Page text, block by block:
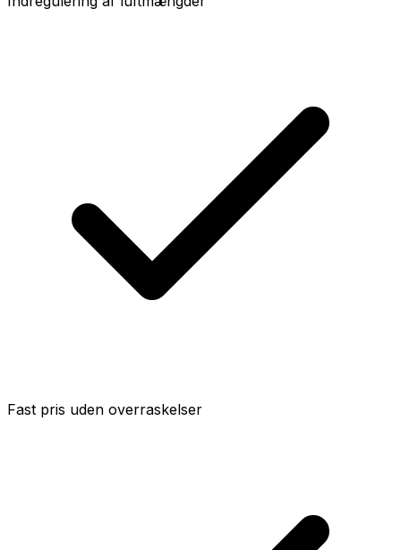
Fast pris uden overraskelser